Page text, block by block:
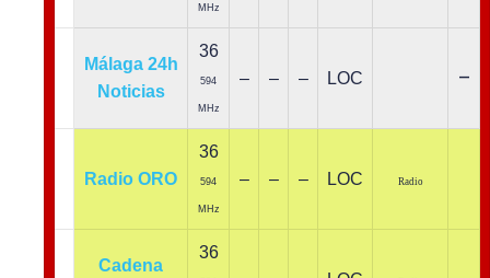
MHz
Málaga 24h
Noticias
36
594
MHz
– – – LOC –
Radio ORO
36
594
MHz
– – – LOC Radio
Cadena
36